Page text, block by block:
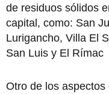
de residuos sólidos
capital, como: San
Lurigancho, Villa El
San Luis y El Rímac
Otro de los